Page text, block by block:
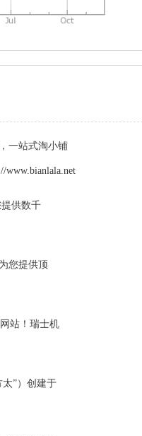
一站式淘小铺
www.bianlala.net
供数千
您提供顶
站！瑞士机
”）创建于